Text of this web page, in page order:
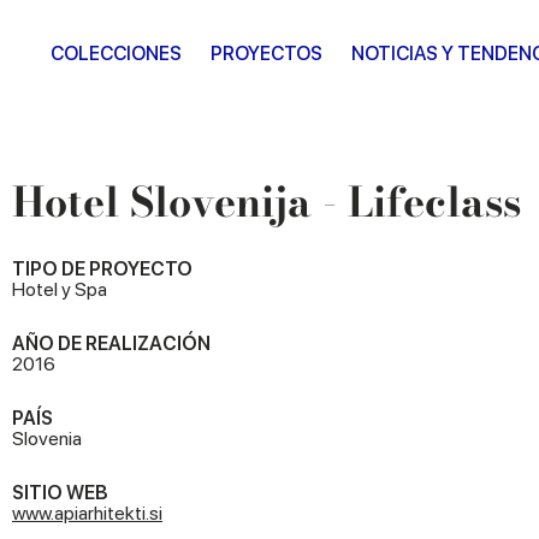
COLECCIONES PROYECTOS NOTICIAS Y
Hotel Slovenija - Lifeclass
TIPO DE PROYECTO
Hotel y Spa
AÑO DE REALIZACIÓN
2016
PAÍS
Slovenia
SITIO WEB
www.apiarhitekti.si